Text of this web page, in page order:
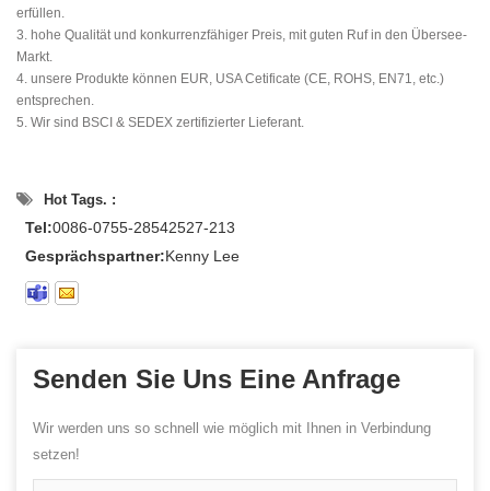
erfüllen.
3. hohe Qualität und konkurrenzfähiger Preis, mit guten Ruf in den Übersee-
Markt.
4. unsere Produkte können EUR, USA Cetificate (CE, ROHS, EN71, etc.)
entsprechen.
5. Wir sind BSCI & SEDEX zertifizierter Lieferant.
Hot Tags. :
Tel:0086-0755-28542527-213
Gesprächspartner:Kenny Lee
Senden Sie Uns Eine Anfrage
Wir werden uns so schnell wie möglich mit Ihnen in Verbindung
setzen!